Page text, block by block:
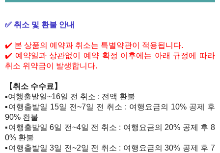
✅ 취소 및 환불 안내
✔️ 본 상품의 예약과 취소는 특별약관이 적용됩니다.
✔️ ​ 예약일과 상관없이 예약 확정 이후에는 아래 규정에 따라
취소 위약금이 발생합니다.
【취소 수수료】
▪️여행출발일~16일 전 취소 : 전액 환불
▪️여행출발일 15일 전~7일 전 취소 : 여행요금의 10% 공제 후
90% 환불
▪️여행출발일 6일 전~4일 전 취소 : 여행요금의 20% 공제 후 8
0% 환불
▪️여행출발일 3일 전~2일 전 취소 : 여행요금의 30% 공제 후 7